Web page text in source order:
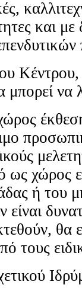
και
μπορεί να
ως χώρος
ή του
είναι
θα
τους